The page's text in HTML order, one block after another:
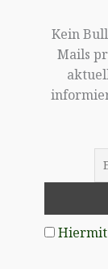
Kein
Mails
Hiermit